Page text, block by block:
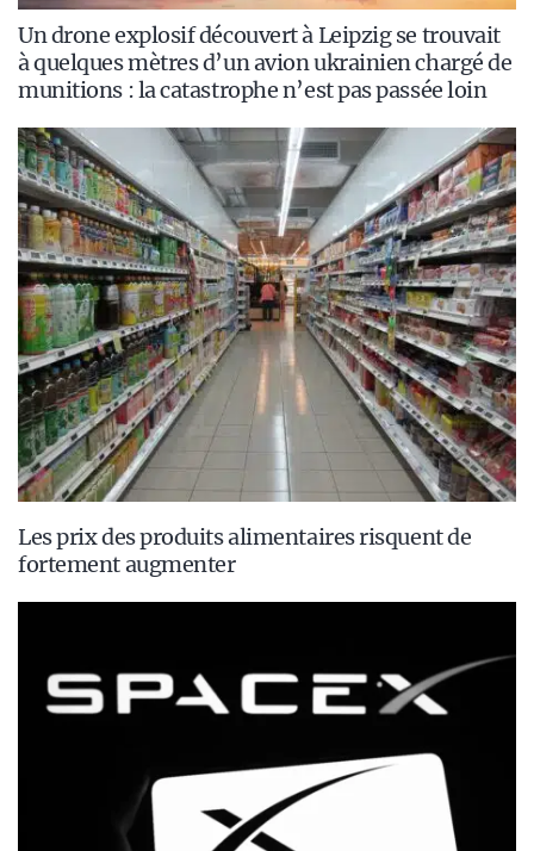
Un drone explosif découvert à Leipzig se trouvait
à quelques mètres d’un avion ukrainien chargé de
munitions : la catastrophe n’est pas passée loin
Les prix des produits alimentaires risquent de
fortement augmenter